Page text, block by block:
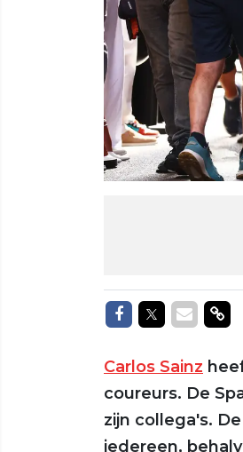
Delen opDelen op
Delen
Carlos Sainz
coureurs. De
zijn collega's.
iedereen,